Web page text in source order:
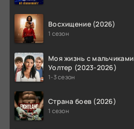
Восхищение (2026)
1 сезон
Моя жизнь с мальчиками
Уолтер (2023-2026)
1-3 сезон
Страна боев (2026)
1 сезон